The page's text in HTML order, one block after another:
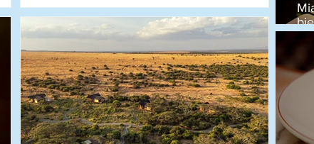
Montañas rusas, espectáculos y
adrenalina: así vivimos una jornada
inolvidable en el parque temático más
grande de Latinoamérica.